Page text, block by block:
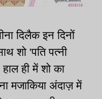
दिलैक इन दिनों
शो 'पति पत्नी
ही में शो का
मजाकिया अंदाज़ में